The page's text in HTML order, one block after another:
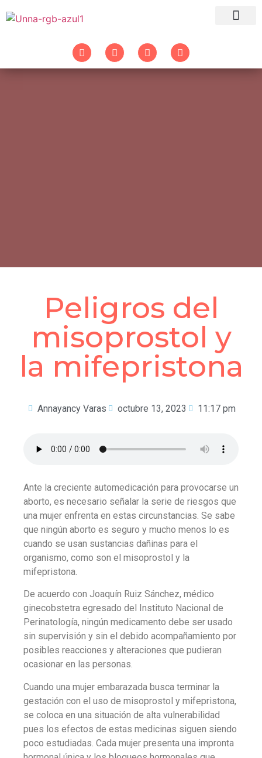
Peligros del
misoprostol y
la mifepristona
Annayancy Varas octubre 13, 2023 11:17 pm
Ante la creciente automedicación para provocarse un
aborto, es necesario señalar la serie de riesgos que
una mujer enfrenta en estas circunstancias. Se sabe
que ningún aborto es seguro y mucho menos lo es
cuando se usan sustancias dañinas para el
organismo, como son el misoprostol y la
mifepristona.
De acuerdo con Joaquín Ruiz Sánchez, médico
ginecobstetra egresado del Instituto Nacional de
Perinatología, ningún medicamento debe ser usado
sin supervisión y sin el debido acompañamiento por
posibles reacciones y alteraciones que pudieran
ocasionar en las personas.
Cuando una mujer embarazada busca terminar la
gestación con el uso de misoprostol y mifepristona,
se coloca en una situación de alta vulnerabilidad
pues los efectos de estas medicinas siguen siendo
poco estudiadas. Cada mujer presenta una impronta